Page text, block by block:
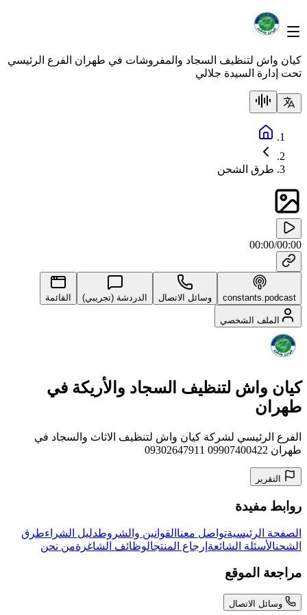
كيان واش لتنظيف السجاد والمفروشات في طهران الفرع الرئيسي
تحت إدارة السيدة جلالي
طرق الشحن
00:00/00:00
constants.podcast وسائل الاتصال الدردشة (تجريبي) القائمة
الملف الشخصي
كيان واش لتنظيف السجاد والأريكة في
طهران
الفرع الرئيسي لشركة كيان واش لتنظيف الاثاث والسجاد في
طهران 09907400422 09302647911
التقرير
روابط مفيدة
الصفحة الرئيسيةتواصل معنا القوانين والشروطدليل الشراءطرق
الشحنالأسئلة الشائعة إرجاع المنتجالوظائف الشاغرةمن نحن
مراجعة الموقع
وسائل الاتصال